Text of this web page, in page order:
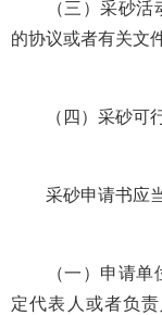
（三）采砂活动
的协议或者有关文
（四）采砂可行
采砂申请书应当
（一）申请单位
定代表人或者负